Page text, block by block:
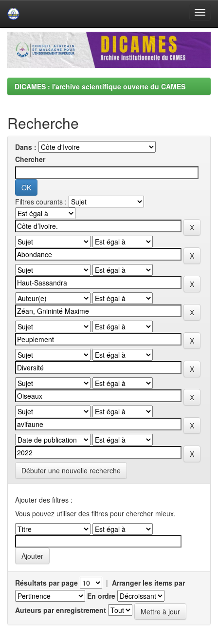
Skip
navigation
DICAMES : l'archive scientifique ouverte du CAMES
Recherche
Dans :
Chercher
Filtres courants :
Débuter une nouvelle recherche
Ajouter des filtres :
Vous pouvez utiliser des filtres pour chercher mieux.
Résultats par page | Arranger les items par
En ordre
Auteurs par enregistrement